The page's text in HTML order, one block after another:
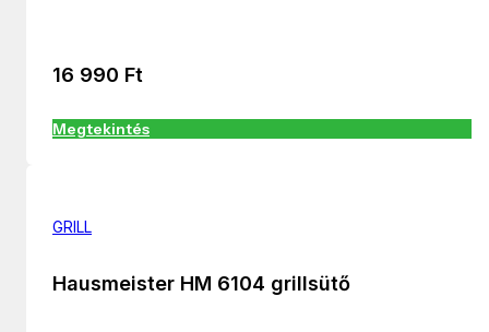
16 990 Ft
Megtekintés
GRILL
Hausmeister HM 6104 grillsütő